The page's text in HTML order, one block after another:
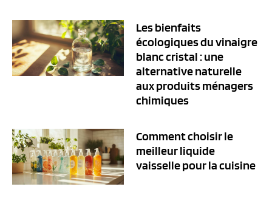
Les bienfaits
écologiques du vinaigre
blanc cristal : une
alternative naturelle
aux produits ménagers
chimiques
Comment choisir le
meilleur liquide
vaisselle pour la cuisine